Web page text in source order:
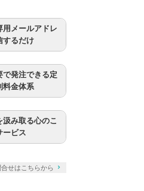
用メールアドレ
するだけ
で発注できる定
料金体系
汲み取る心のこ
ービス
合せはこちらから